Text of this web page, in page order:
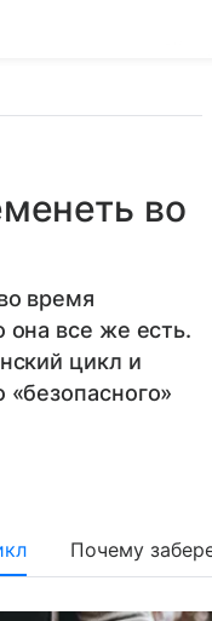
во
время
все же есть.
цикл и
Почему